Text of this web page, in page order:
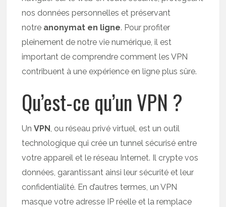
nos données personnelles et préservant
notre anonymat en ligne. Pour profiter
pleinement de notre vie numérique, il est
important de comprendre comment les VPN
contribuent à une expérience en ligne plus sûre.
Qu’est-ce qu’un VPN ?
UnVPN, ou réseau privé virtuel, est un outil
technologique qui crée un tunnel sécurisé entre
votre appareil et le réseau Internet. Il crypte vos
données, garantissant ainsi leur sécurité et leur
confidentialité. En d’autres termes, un VPN
masque votre adresse IP réelle et la remplace